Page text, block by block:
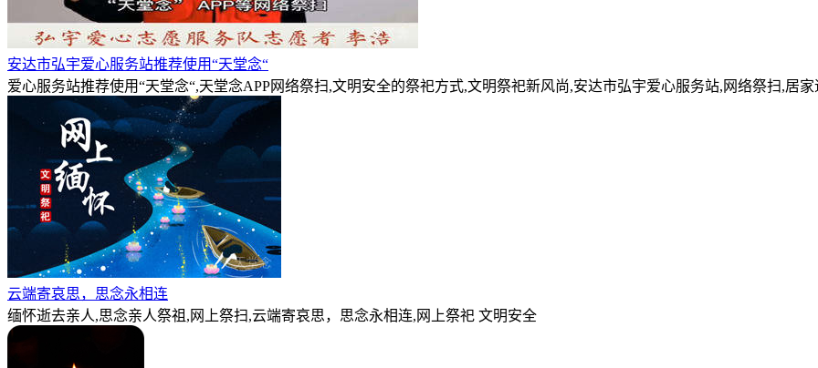
安达市弘宇爱心服务站推荐使用“天堂念“
爱心服务站推荐使用“天堂念“,天堂念APP网络祭扫,文明安全的祭祀方式,文明祭祀新风尚,安达市弘宇爱心服务站,网络祭扫,居
云端寄哀思，思念永相连
缅怀逝去亲人,思念亲人祭祖,网上祭扫,云端寄哀思，思念永相连,网上祭祀 文明安全